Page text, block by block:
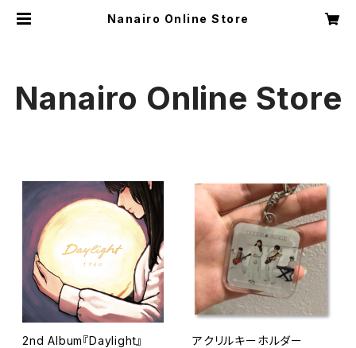
Nanairo Online Store
Nanairo Online Store
2nd Album『Daylight』
アクリルキーホルダー